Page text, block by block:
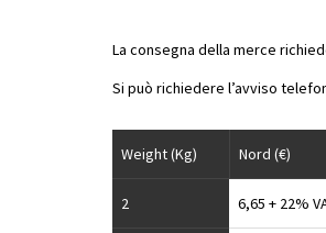
La consegna della merce
Si può richiedere l’avviso
Weight (Kg) Nord (€)
2 6,65 + 22%